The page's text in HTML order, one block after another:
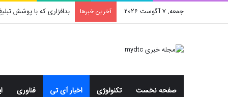
جمعه, 7 آگوست 2026 آخرین خبرها بدافزاری که با پوشش
صفحه نخست تکنولوژی اخبار آی تی فناوری